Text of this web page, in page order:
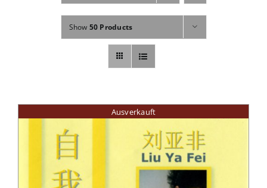
Fachbücher
Poster, Karten, Medien
Abo
Show 50 Products
Ausverkauft